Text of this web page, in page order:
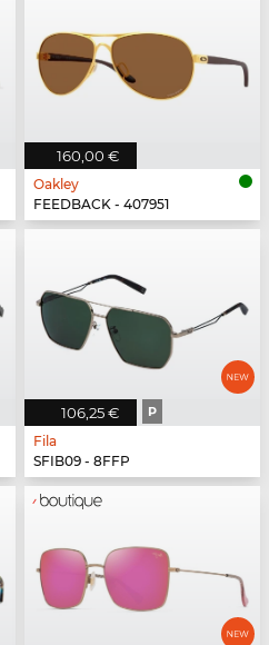
160,00 €
Oakley
FEEDBACK - 407951
106,25 € P
Fila
SFIB09 - 8FFP